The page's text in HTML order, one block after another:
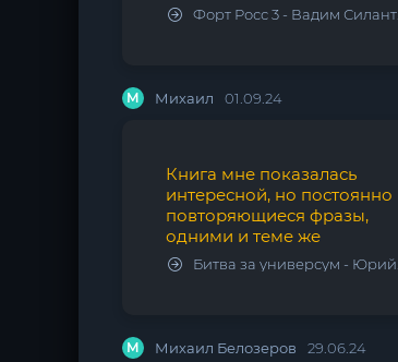
Форт Росс 3 - Вадим Силантьев
М Михаил 01.09.24
Книга мне показалась
интересной, но постоянно
повторяющиеся фразы,
одними и теме же
Битва за универсум - Юрий Тарарев, Александр Тарарев
М Михаил Белозеров 29.06.24